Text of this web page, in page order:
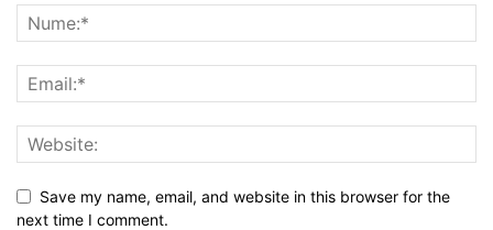
Save my name, email, and website in this browser for the
next time I comment.